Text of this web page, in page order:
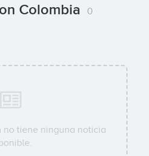
Colombia 0
no tiene ninguna noticia